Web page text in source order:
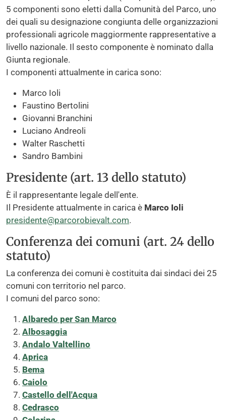
5 componenti sono eletti dalla Comunità del Parco, uno
dei quali su designazione congiunta delle organizzazioni
professionali agricole maggiormente rappresentative a
livello nazionale. Il sesto componente è nominato dalla
Giunta regionale.
I componenti attualmente in carica sono:
Marco Ioli
Faustino Bertolini
Giovanni Branchini
Luciano Andreoli
Walter Raschetti
Sandro Bambini
Presidente (art. 13 dello statuto)
È il rappresentante legale dell'ente.
Il Presidente attualmente in carica è Marco Ioli
presidente@parcorobievalt.com.
Conferenza dei comuni (art. 24 dello
statuto)
La conferenza dei comuni è costituita dai sindaci dei 25
comuni con territorio nel parco.
I comuni del parco sono:
Albaredo per San Marco
Albosaggia
Andalo Valtellino
Aprica
Bema
Caiolo
Castello dell'Acqua
Cedrasco